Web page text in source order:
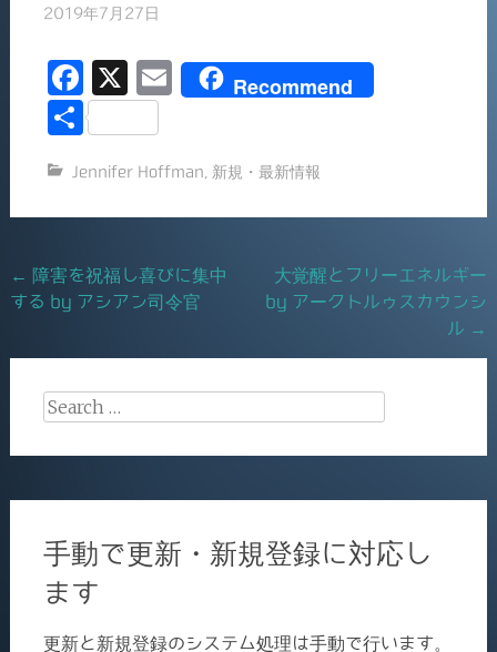
2019年7月27日
F
a
e
b
o
X
E
l
Recommend
共
Jennifer Hoffman 新規・最新情報
Post
navigation
← 障害を祝福し喜びに集中
する by アシアン司令官
大覚醒とフリーエネルギー
by アークトルゥスカウンシ
ル →
Search
手動で更新・新規登録に対応し
ます
更新と新規登録のシステム処理は手動で行います。